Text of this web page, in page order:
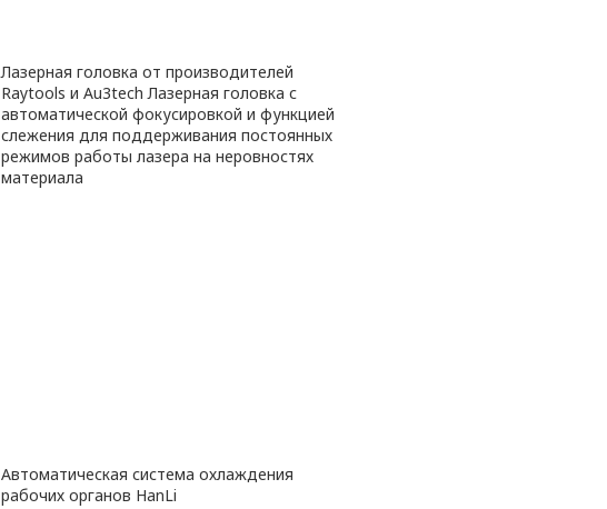
Лазерная головка от производителей
Raytools и Au3tech Лазерная головка с
автоматической фокусировкой и функцией
слежения для поддерживания постоянных
режимов работы лазера на неровностях
материала
Автоматическая система охлаждения
рабочих органов HanLi